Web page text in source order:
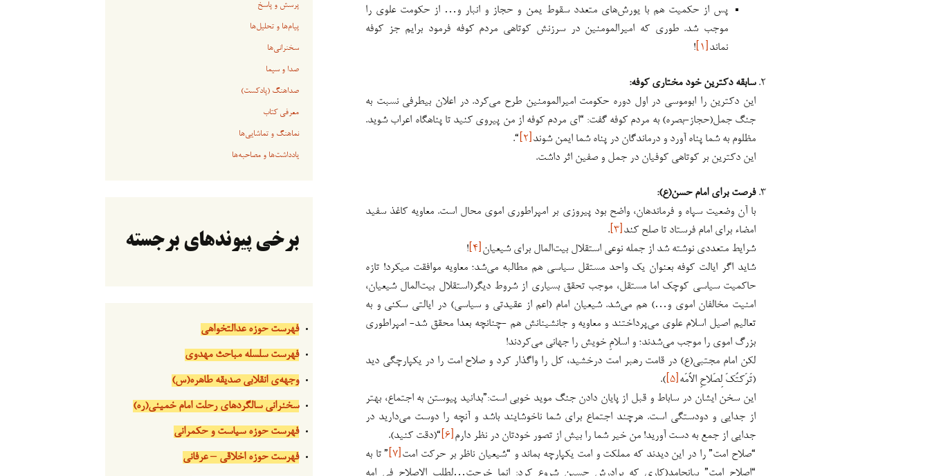
پس از حکمیت هم با یورش‌های متعدد سقوط یمن و حجاز و انبار و… از حکومت علوی را
موجب شد. طوری که امیرالمومنین در سرزنش کوتاهی مردم کوفه فرمود برایم جز کوفه
نماند[۱] !
سابقه دکترین خود مختاری کوفه:
این دکترین را ابوموسی در اول دوره حکومت امیرالمومنین طرح می‌کرد. در اعلان بیطرفی نسبت به
جنگ جمل(حجاز-بصره) به مردم کوفه گفت: “ای مردم کوفه از من پیروی کنید تا پناهگاه اعراب شوید.
مظلوم به شما پناه آورد و درماندگان در پناه شما ایمن شوند[۲]
“.
این دکترین بر کوتاهی کوفیان در جمل و صفین اثر داشت.
فرصت برای امام حسن(ع):
با آن وضعیت سپاه و فرماندهان، واضح بود پیروزی بر امپراطوری اموی محال است. معاویه کاغذ سفید
امضاء برای امام فرستاد تا صلح کند[۳]
.
شرایط متعددی نوشته شد از جمله نوعی استقلال بیت‌المال برای شیعیان[۴]
!
شاید اگر ایالت کوفه بعنوان یک واحد مستقل سیاسی هم مطالبه می‌شد؛ معاویه موافقت میکرد! تازه
حاکمیت سیاسی کوچک اما مستقل، موجب تحقق بسیاری از شروط دیگر(استقلال بیت‌المال شیعیان،
امنیت مخالفان اموی و…) هم می‌شد. شیعیان امام (اعم از عقیدتی و سیاسی) در ایالتی سکنی و به
تعالیم اصیل اسلام علوی می‌پرداختند و معاویه و جانشینانش هم -چنانچه بعدا محقق شد- امپراطوری
بزرگ اموی را موجب می‌شدند؛ و اسلامِ خویش را جهانی می‌کردند!
لکن امام مجتبی(ع) در قامت رهبر امت درخشید، کل را واگذار کرد و صلاح امت را در یکپارچگی دید
(تَرَکتُکَ لِصَلاحِ الاُمَه[۵]
).
این سخن ایشان در ساباط و قبل از پایان دادن جنگ موید خوبی است:”بدانید پیوستن به اجتماع، بهتر
از جدایی و دودستگی است. هرچند اجتماع برای شما ناخوشایند باشد و آنچه را دوست می‌دارید در
جدایی از جمع به دست آورید! من خیر شما را بیش از تصور خودتان در نظر دارم[۶]
“(دقت کنید).
“صلاح امت” را در این دیدند که مملکت و امت یکپارچه بماند و “شیعیان ناظر بر حرکت امت[۷]
” تا به
“اصلاح امت” بیانجامد(کاری که برادرش حسین شروع کرد: انما خرجت…لطلب الاصلاح فی امه
پرسش و پاسخ
پیام‌ها و تحلیل‌ها
سخنرانی‏‏‌ها
صدا و سیما
صداهنگ (پادکست)
معرفی کتاب
نماهنگ و تماشایی‌ها
یادداشت‌ها و مصاحبه‌ها
برخی پیوندهای برجسته
فهرست حوزه عدالتخواهی
فهرست سلسله مباحث مهدوی
وجهه‌ی انقلابی صدیقه طاهره(س)
سخنرانی سالگردهای رحلت امام خمینی(ره)
فهرست حوزه سیاست و حکمرانی
فهرست حوزه اخلاقی – عرفانی